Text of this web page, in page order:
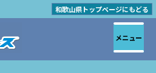
和歌山県トップページにもどる
メニュー